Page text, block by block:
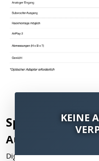
Spezifikationen:
Audio
Digitaler Verstärker der
KEINE